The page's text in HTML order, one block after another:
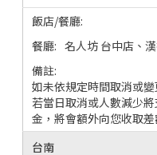
名人坊 台中店、
如未依規定時間取消或
若當日取消或人數減少
金，將會額外向您收取差
台南